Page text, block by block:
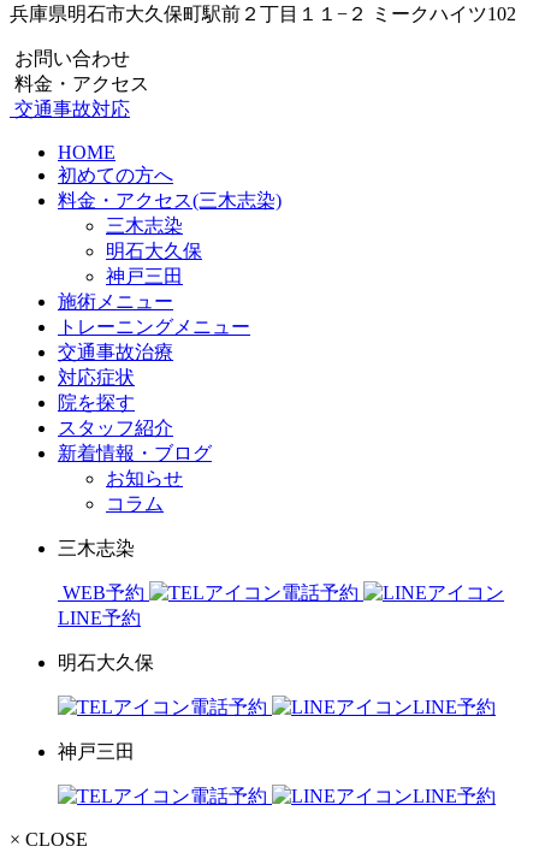
兵庫県明石市大久保町駅前２丁目１１−２ ミークハイツ102
お問い合わせ
料金・アクセス
交通事故対応
HOME
初めての方へ
料金・アクセス(三木志染)
三木志染
明石大久保
神戸三田
施術メニュー
トレーニングメニュー
交通事故治療
対応症状
院を探す
スタッフ紹介
新着情報・ブログ
お知らせ
コラム
三木志染
WEB予約
電話予約
LINE予約
明石大久保
電話予約 LINE予約
神戸三田
電話予約 LINE予約
× CLOSE